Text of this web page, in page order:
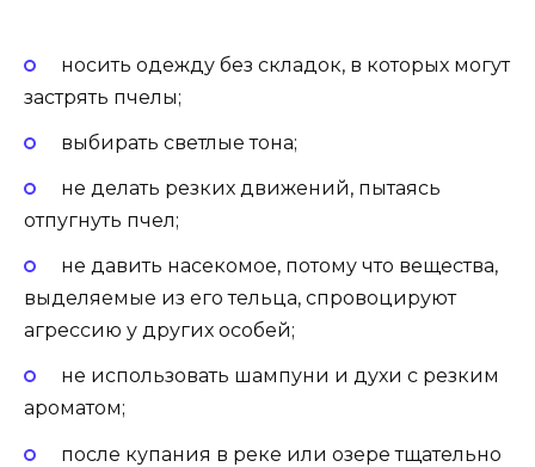
носить одежду без складок, в которых могут
застрять пчелы;
выбирать светлые тона;
не делать резких движений, пытаясь
отпугнуть пчел;
не давить насекомое, потому что вещества,
выделяемые из его тельца, спровоцируют
агрессию у других особей;
не использовать шампуни и духи с резким
ароматом;
после купания в реке или озере тщательно